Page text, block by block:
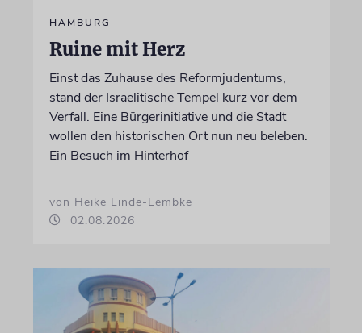
HAMBURG
Ruine mit Herz
Einst das Zuhause des Reformjudentums,
stand der Israelitische Tempel kurz vor dem
Verfall. Eine Bürgerinitiative und die Stadt
wollen den historischen Ort nun neu beleben.
Ein Besuch im Hinterhof
von Heike Linde-Lembke
02.08.2026